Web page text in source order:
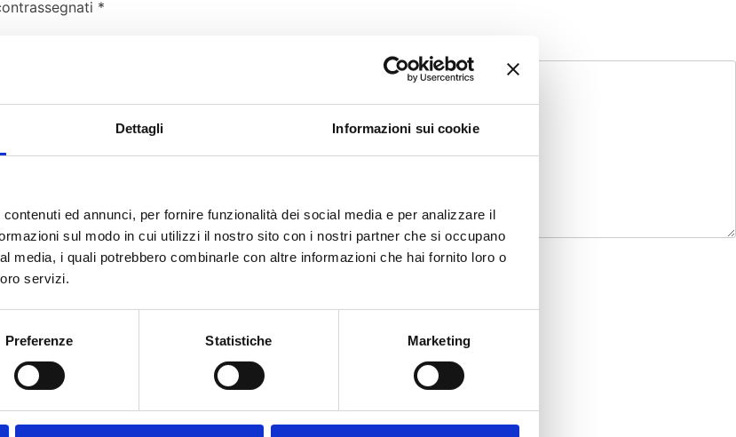
Dettagli Informazioni sui cookie
ed annunci, per fornire funzionalità dei social media e per analizzare il
sul modo in cui utilizzi il nostro sito con i nostri partner che si occupano
media, i quali potrebbero combinarle con altre informazioni che hai fornito loro o
servizi.
Preferenze Statistiche Marketing
*
volta che commento.